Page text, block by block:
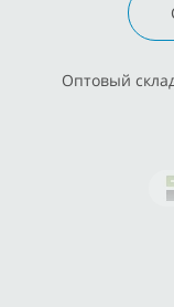
Оптовый